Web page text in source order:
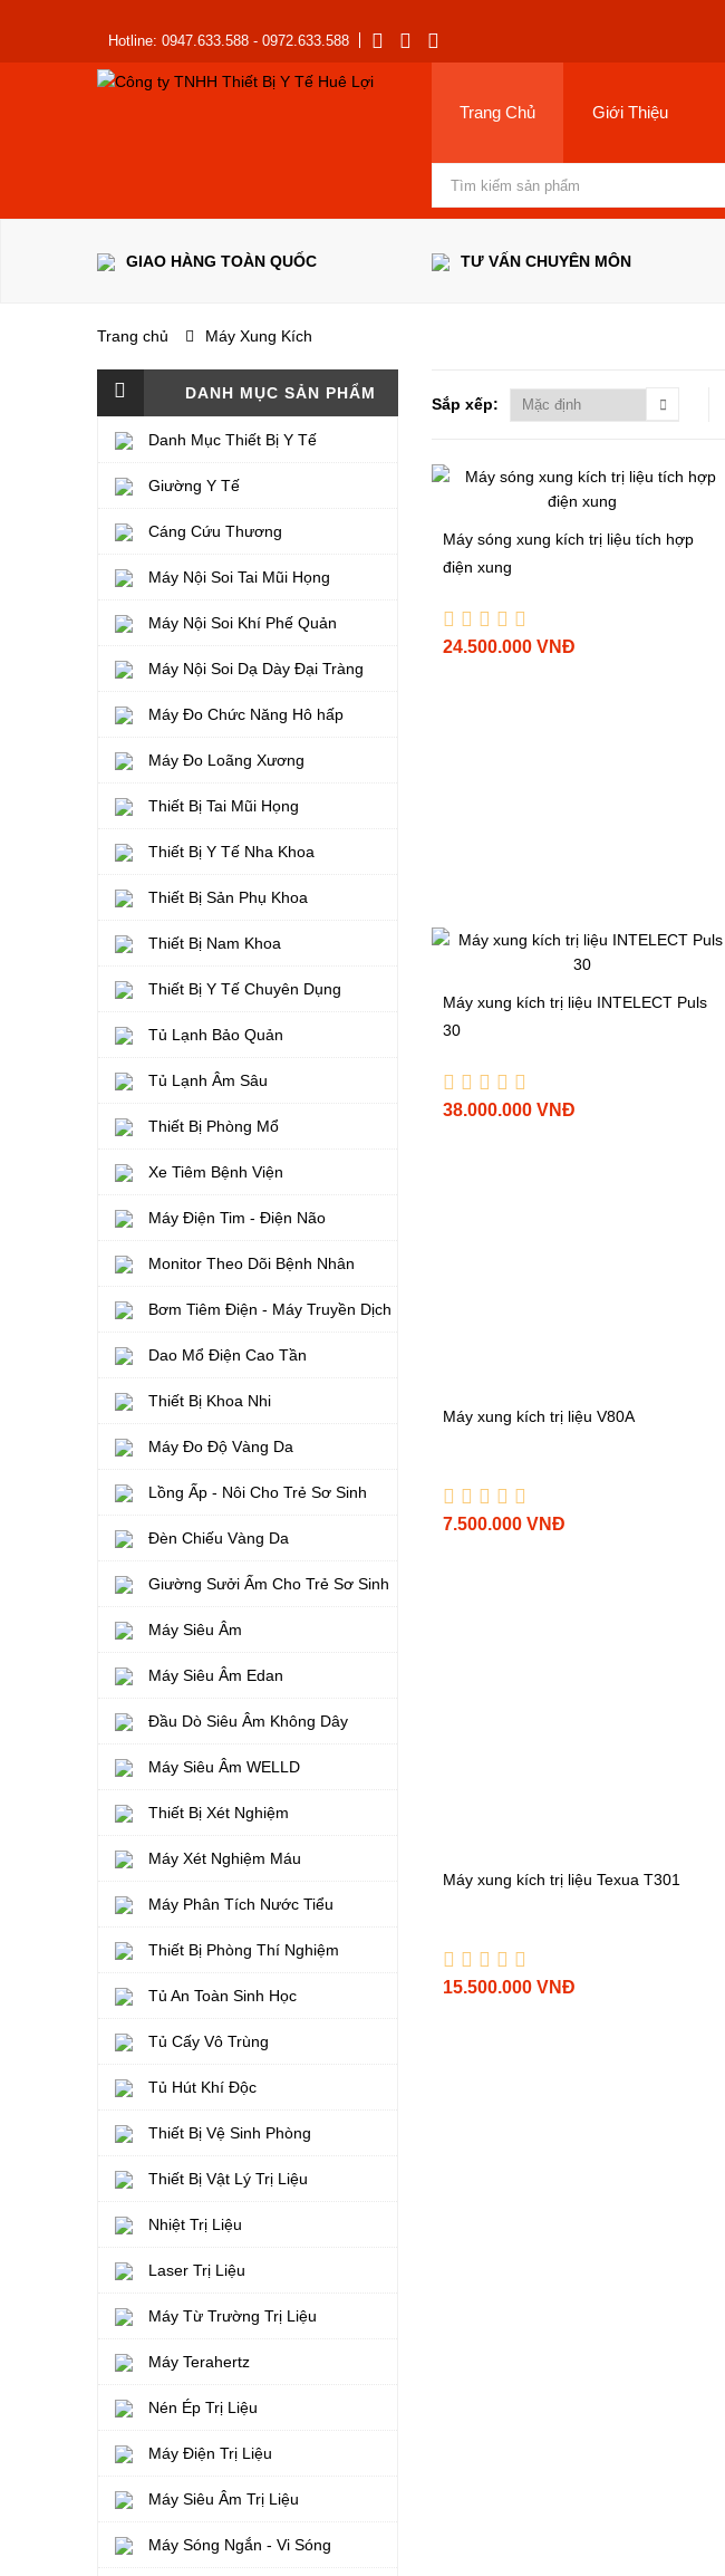
Hotline: 0947.633.588 - 0972.633.588
Trang Chủ Giới Thiệu
GIAO HÀNG TOÀN QUỐC TƯ VẤN CHUYÊN MÔN
Trang chủ Máy Xung Kích
DANH MỤC SẢN PHẨM
Danh Mục Thiết Bị Y Tế
Giường Y Tế
Cáng Cứu Thương
Máy Nội Soi Tai Mũi Họng
Máy Nội Soi Khí Phế Quản
Máy Nội Soi Dạ Dày Đại Tràng
Máy Đo Chức Năng Hô hấp
Máy Đo Loãng Xương
Thiết Bị Tai Mũi Họng
Thiết Bị Y Tế Nha Khoa
Thiết Bị Sản Phụ Khoa
Thiết Bị Nam Khoa
Thiết Bị Y Tế Chuyên Dụng
Tủ Lạnh Bảo Quản
Tủ Lạnh Âm Sâu
Thiết Bị Phòng Mổ
Xe Tiêm Bệnh Viện
Máy Điện Tim - Điện Não
Monitor Theo Dõi Bệnh Nhân
Bơm Tiêm Điện - Máy Truyền Dịch
Dao Mổ Điện Cao Tần
Thiết Bị Khoa Nhi
Máy Đo Độ Vàng Da
Lồng Ấp - Nôi Cho Trẻ Sơ Sinh
Đèn Chiếu Vàng Da
Giường Sưởi Ấm Cho Trẻ Sơ Sinh
Máy Siêu Âm
Máy Siêu Âm Edan
Đầu Dò Siêu Âm Không Dây
Máy Siêu Âm WELLD
Thiết Bị Xét Nghiệm
Máy Xét Nghiệm Máu
Máy Phân Tích Nước Tiểu
Thiết Bị Phòng Thí Nghiệm
Tủ An Toàn Sinh Học
Tủ Cấy Vô Trùng
Tủ Hút Khí Độc
Thiết Bị Vệ Sinh Phòng
Thiết Bị Vật Lý Trị Liệu
Nhiệt Trị Liệu
Laser Trị Liệu
Máy Từ Trường Trị Liệu
Máy Terahertz
Nén Ép Trị Liệu
Máy Điện Trị Liệu
Máy Siêu Âm Trị Liệu
Máy Sóng Ngắn - Vi Sóng
Sắp xếp:
Máy sóng xung kích trị liệu tích hợp
điện xung
24.500.000 VNĐ
Máy xung kích trị liệu INTELECT Puls
30
38.000.000 VNĐ
Máy xung kích trị liệu Texua T301
15.500.000 VNĐ